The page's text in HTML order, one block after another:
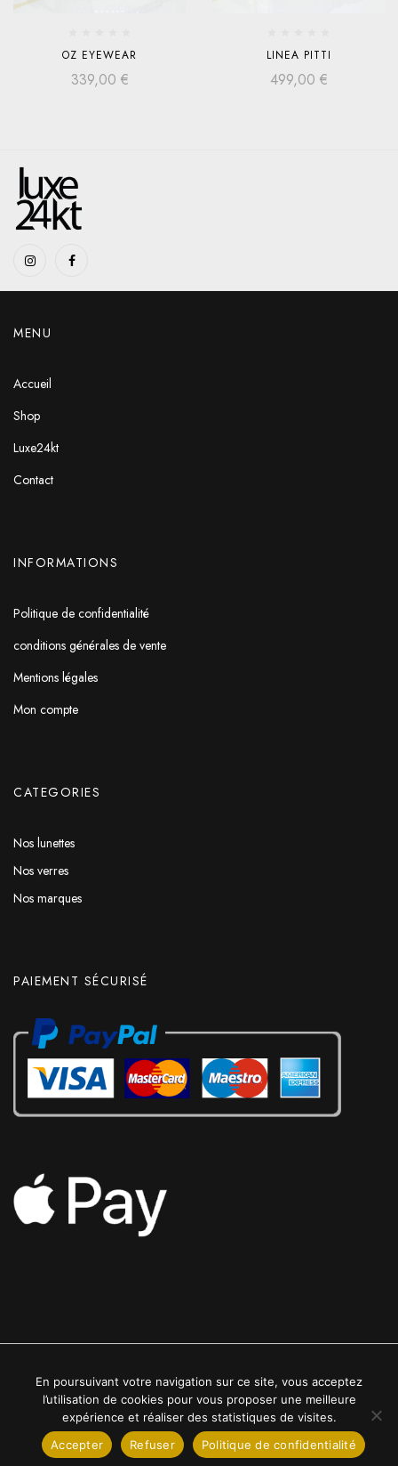
OZ EYEWEAR
339,00 €
LINEA PITTI
499,00 €
MENU
Accueil
Shop
Luxe24kt
Contact
INFORMATIONS
Politique de confidentialité
conditions générales de vente
Mentions légales
Mon compte
CATEGORIES
Nos lunettes
Nos verres
Nos marques
PAIEMENT SÉCURISÉ
2022 © Luxe24kt | Tous droits réservés
En poursuivant votre navigation sur ce site, vous acceptez
l’utilisation de cookies pour vous proposer une meilleure
expérience et réaliser des statistiques de visites.
Accepter
Refuser Politique de confidentialité